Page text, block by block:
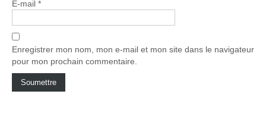
E-mail *
Enregistrer mon nom, mon e-mail et mon site dans le navigateur
pour mon prochain commentaire.